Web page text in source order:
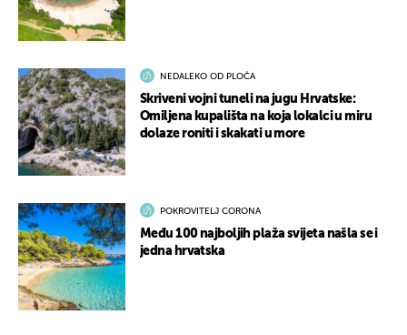
NEDALEKO OD PLOČA
Skriveni vojni tuneli na jugu Hrvatske:
Omiljena kupališta na koja lokalci u miru
dolaze roniti i skakati u more
POKROVITELJ CORONA
Među 100 najboljih plaža svijeta našla se i
jedna hrvatska